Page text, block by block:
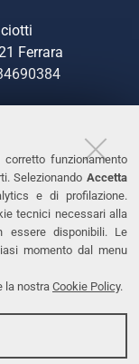
funzionamento
Selezionando Accetta
e di profilazione.
tecnici necessari alla
essere disponibili. Le
momento dal menu
la nostra Cookie Policy.
Ferrara